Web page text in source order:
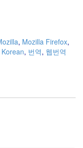
, Mozilla Firefox,
, 번역, 웹번역